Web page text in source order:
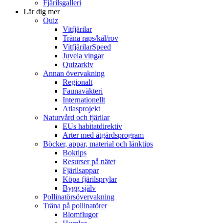
Fjärilsgalleri
Lär dig mer
Quiz
Vitfjärilar
Träna raps/kål/rov
VitfjärilarSpeed
Juvela vingar
Quizarkiv
Annan övervakning
Regionalt
Faunaväkteri
Internationellt
Atlasprojekt
Naturvård och fjärilar
EUs habitatdirektiv
Arter med åtgärdsprogram
Böcker, appar, material och länktips
Boktips
Resurser på nätet
Fjärilsappar
Köpa fjärilsprylar
Bygg själv
Pollinatörsövervakning
Träna på pollinatörer
Blomflugor